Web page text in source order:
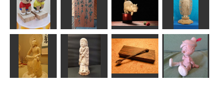
天狗
こばこば
瑠璃観音像
ta-chann
菩薩立像
かっちゃん
大船白衣観音
上半身像
ta-chann
ごめんなさい
のりお
刻字
香東
ねこ
MINI
阿弥陀如来立
像
ta-chann